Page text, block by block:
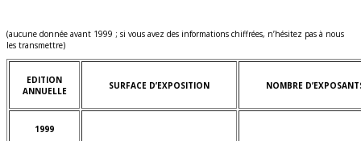
(aucune donnée avant 1999 ; si vous avez des informations chiffrées, n’hésitez pas à nous
les transmettre)
EDITION
ANNUELLE
SURFACE D’EXPOSITION NOMBRE
1999